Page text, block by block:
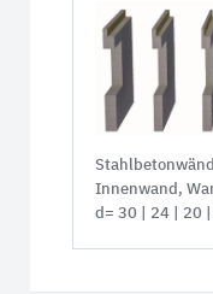
Innenwand,
d= 30 | 24 | 20